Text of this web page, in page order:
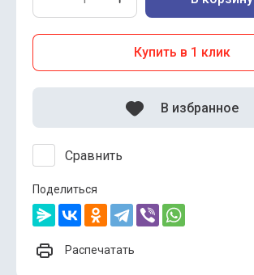
Купить в 1 клик
Сравнить
В избранное
Поделиться
Распечатать